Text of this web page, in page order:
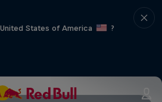
States of America
?